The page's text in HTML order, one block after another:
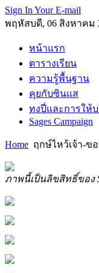
Sign In Your E-mail
พฤหัสบดี, 06 สิงหาคม
หน้าแรก
ตารางเรียน
ความรู้พื้นฐาน
คุยกับซินแส
ทงปี่และการให้
Sages Campaign
Home ฤกษ์ไหว้เจ้า-ข
ภาพนี้เป็นลิขสิทธิ์ของ